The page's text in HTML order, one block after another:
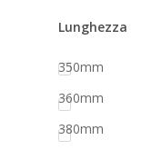
Lunghezza
350mm
360mm
380mm